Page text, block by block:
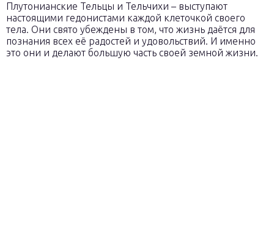
Плутонианские Тельцы и Тельчихи – выступают
настоящими гедонистами каждой клеточкой своего
тела. Они свято убеждены в том, что жизнь даётся для
познания всех её радостей и удовольствий. И именно
это они и делают большую часть своей земной жизни.